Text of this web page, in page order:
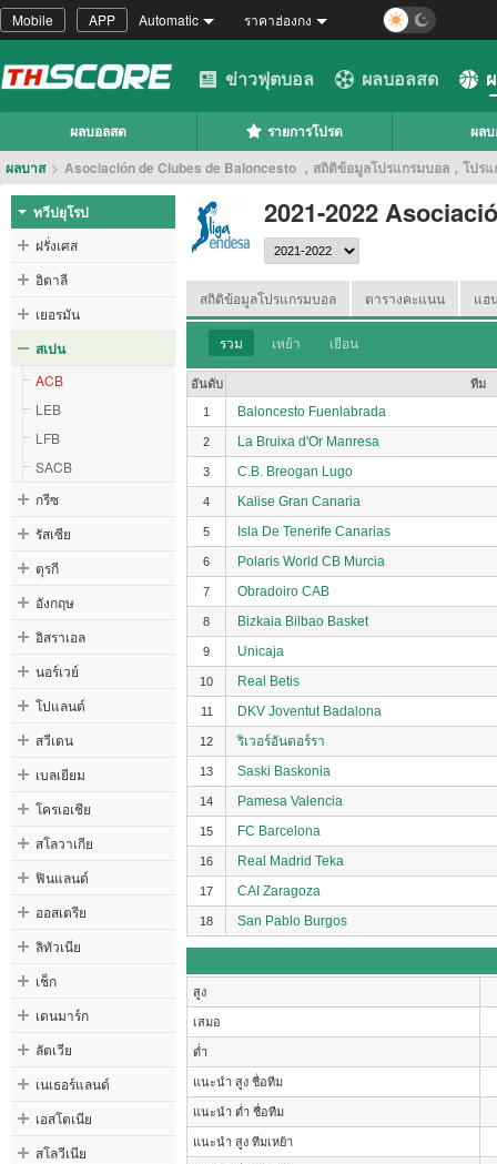
Mobile APP Automatic ราคาฮ่องกง
ข่าวฟุตบอล ผลบอลสด
ผลบอลสด รายการโปรด
ผล
ผลบาส > Asociación de Clubes de Baloncesto ，สถิติข้อมูลโปรแกรมบอล，โปร
ทวีปยุโรป
ฝรั่งเศส
อิตาลี
เยอรมัน
สเปน
ACB
LEB
LFB
SACB
กรีซ
รัสเซีย
ตุรกี
อังกฤษ
อิสราเอล
นอร์เวย์
โปแลนด์
สวีเดน
เบลเยียม
โครเอเชีย
สโลวาเกีย
ฟินแลนด์
ออสเตรีย
ลิทัวเนีย
เช็ก
เดนมาร์ก
ลัตเวีย
เนเธอร์แลนด์
เอสโตเนีย
สโลวีเนีย
2021-2022
สถิติข้อมูลโปรแกรมบอล ตารางคะแนน แฮ
รวม เหย้า เยือน
อันดับ ทีม
1 Baloncesto Fuenlabrada
2 La Bruixa d'Or Manresa
3 C.B. Breogan Lugo
4 Kalise Gran Canaria
5 Isla De Tenerife Canarias
6 Polaris World CB Murcia
7 Obradoiro CAB
8 Bizkaia Bilbao Basket
9 Unicaja
10 Real Betis
11 DKV Joventut Badalona
12 ริเวอร์อันดอร์รา
13 Saski Baskonia
14 Pamesa Valencia
15 FC Barcelona
16 Real Madrid Teka
17 CAI Zaragoza
18 San Pablo Burgos
สูง
เสมอ
ต่ำ
แนะนำ สูง ชื่อทีม
แนะนำ ต่ำ ชื่อทีม
แนะนำ สูง ทีมเหย้า